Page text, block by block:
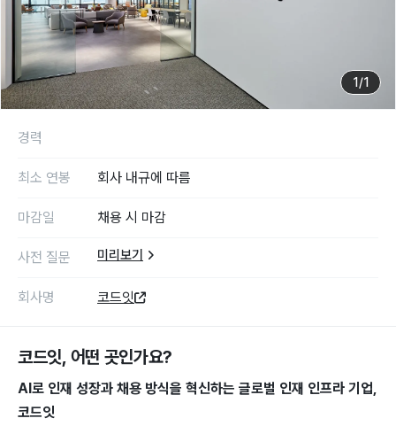
1 /1
코드잇, 어떤 곳인가요?
AI로 인재 성장과 채용 방식을 혁신하는 글로벌 인재 인프라 기업,
코드잇
경력
최소 연봉 회사 내규에 따름
마감일 채용 시 마감
사전 질문 미리보기
회사명 코드잇